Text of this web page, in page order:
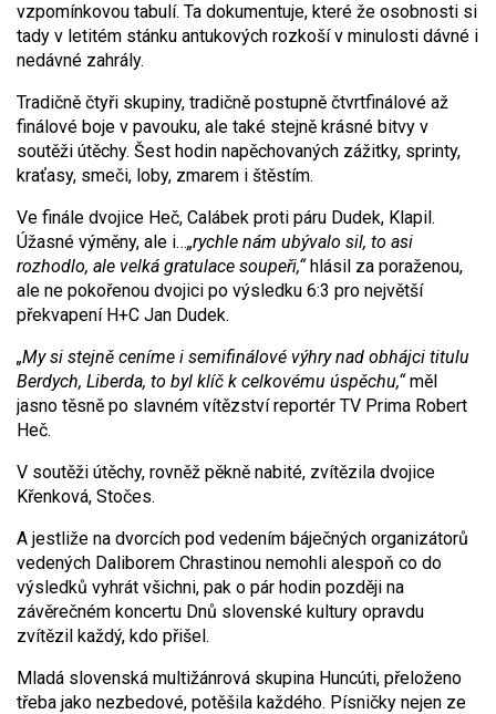
vzpomínkovou tabulí. Ta dokumentuje, které že osobnosti si
tady v letitém stánku antukových rozkoší v minulosti dávné i
nedávné zahrály.
Tradičně čtyři skupiny, tradičně postupně čtvrtfinálové až
finálové boje v pavouku, ale také stejně krásné bitvy v
soutěži útěchy. Šest hodin napěchovaných zážitky, sprinty,
kraťasy, smeči, loby, zmarem i štěstím.
Ve finále dvojice Heč, Calábek proti páru Dudek, Klapil.
Úžasné výměny, ale i…„rychle nám ubývalo sil, to asi
rozhodlo, ale velká gratulace soupeři,“hlásil za poraženou,
ale ne pokořenou dvojici po výsledku 6:3 pro největší
překvapení H+C Jan Dudek.
„My si stejně ceníme i semifinálové výhry nad obhájci titulu
Berdych, Liberda, to byl klíč k celkovému úspěchu,“měl
jasno těsně po slavném vítězství reportér TV Prima Robert
Heč.
V soutěži útěchy, rovněž pěkně nabité, zvítězila dvojice
Křenková, Stočes.
A jestliže na dvorcích pod vedením báječných organizátorů
vedených Daliborem Chrastinou nemohli alespoň co do
výsledků vyhrát všichni, pak o pár hodin později na
závěrečném koncertu Dnů slovenské kultury opravdu
zvítězil každý, kdo přišel.
Mladá slovenská multižánrová skupina Huncúti, přeloženo
třeba jako nezbedové, potěšila každého. Písničky nejen ze